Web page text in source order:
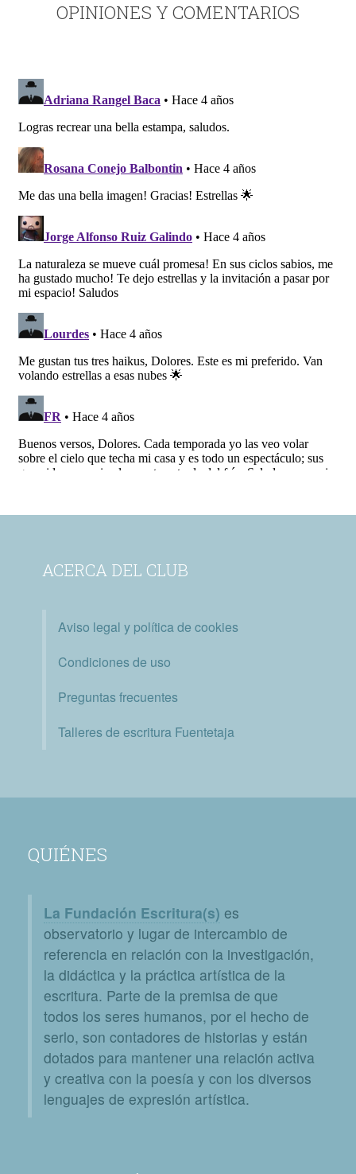
OPINIONES Y COMENTARIOS
ACERCA DEL CLUB
Aviso legal y política de cookies
Condiciones de uso
Preguntas frecuentes
Talleres de escritura Fuentetaja
QUIÉNES
La Fundación Escritura(s) es
observatorio y lugar de intercambio de
referencia en relación con la investigación,
la didáctica y la práctica artística de la
escritura. Parte de la premisa de que
todos los seres humanos, por el hecho de
serlo, son contadores de historias y están
dotados para mantener una relación activa
y creativa con la poesía y con los diversos
lenguajes de expresión artística.